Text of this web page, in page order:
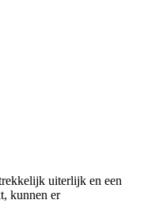
uiterlijk en een
kunnen er